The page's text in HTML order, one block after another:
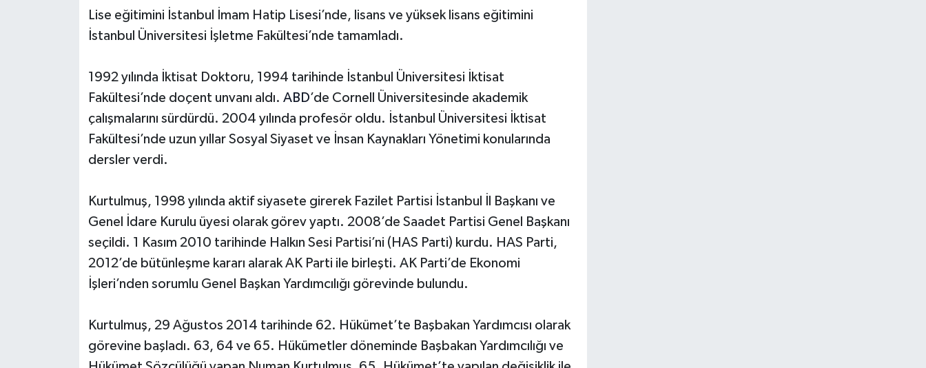
Lise eğitimini İstanbul İmam Hatip Lisesi’nde, lisans ve yüksek lisans eğitimini
İstanbul Üniversitesi İşletme Fakültesi’nde tamamladı.
1992 yılında İktisat Doktoru, 1994 tarihinde İstanbul Üniversitesi İktisat
Fakültesi’nde doçent unvanı aldı. ABD’de Cornell Üniversitesinde akademik
çalışmalarını sürdürdü. 2004 yılında profesör oldu. İstanbul Üniversitesi İktisat
Fakültesi’nde uzun yıllar Sosyal Siyaset ve İnsan Kaynakları Yönetimi konularında
dersler verdi.
Kurtulmuş, 1998 yılında aktif siyasete girerek Fazilet Partisi İstanbul İl Başkanı ve
Genel İdare Kurulu üyesi olarak görev yaptı. 2008’de Saadet Partisi Genel Başkanı
seçildi. 1 Kasım 2010 tarihinde Halkın Sesi Partisi’ni (HAS Parti) kurdu. HAS Parti,
2012’de bütünleşme kararı alarak AK Parti ile birleşti. AK Parti’de Ekonomi
İşleri’nden sorumlu Genel Başkan Yardımcılığı görevinde bulundu.
Kurtulmuş, 29 Ağustos 2014 tarihinde 62. Hükümet’te Başbakan Yardımcısı olarak
görevine başladı. 63, 64 ve 65. Hükümetler döneminde Başbakan Yardımcılığı ve